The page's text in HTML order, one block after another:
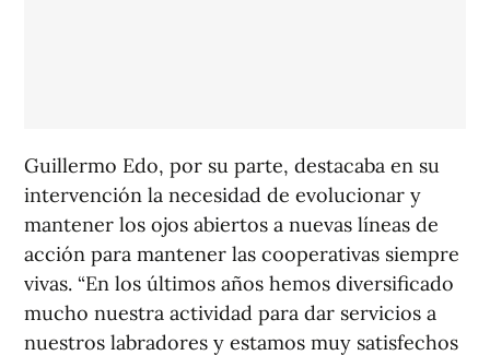
Guillermo Edo, por su parte, destacaba en su
intervención la necesidad de evolucionar y
mantener los ojos abiertos a nuevas líneas de
acción para mantener las cooperativas siempre
vivas. “En los últimos años hemos diversificado
mucho nuestra actividad para dar servicios a
nuestros labradores y estamos muy satisfechos